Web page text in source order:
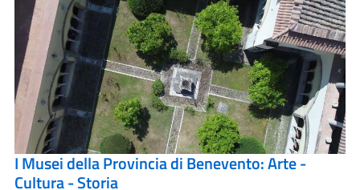
I Musei della Provincia di Benevento: Arte -
Cultura - Storia